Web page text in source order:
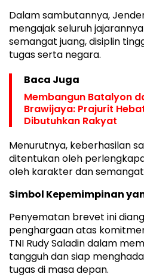
Dalam sambutannya,
mengajak seluruh
semangat juang, disiplin
tugas serta negara.
Baca Juga
Membangun Batalyon
Brawijaya: Prajurit
Dibutuhkan Rakyat
Menurutnya, keberhasilan
ditentukan oleh
oleh karakter dan
Simbol Kepemimpinan
Penyematan brevet ini
penghargaan atas
TNI Rudy Saladin dalam
tangguh dan siap
tugas di masa depan.